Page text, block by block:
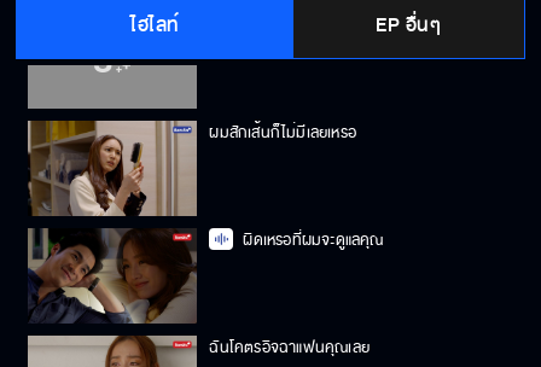
ไฮไลท์ EP อื่นๆ
ผมสักเส้นก็ไม่มีเลยเหรอ
ผิดเหรอที่ผมจะดูแลคุณ
ฉันโคตรอิจฉาแฟนคุณเลย